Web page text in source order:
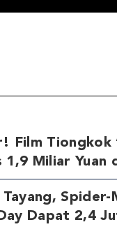
Film Tiongkok
1,9 Miliar Yuan
Spider-
Dapat 2,4